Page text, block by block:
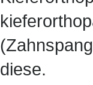
diese.